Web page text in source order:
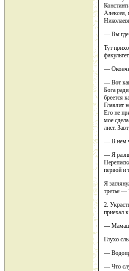
Алексея,
— Вы где
Тут
—
— Вот
Бога
бреется
Главлит
Его не
мое
лист.
— В нем
— Я
первой и
Я
третье —
2.
приехал
—
Глухо
—
— Что